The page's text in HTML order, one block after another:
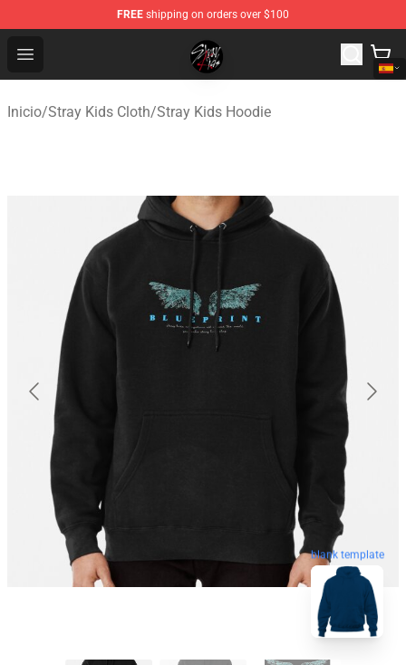
FREE shipping on orders over $100
Open menu
Stray Kids Shop - Official Stray Kids Merchandise Store
Inicio/Stray Kids Cloth/Stray Kids Hoodie
blank template